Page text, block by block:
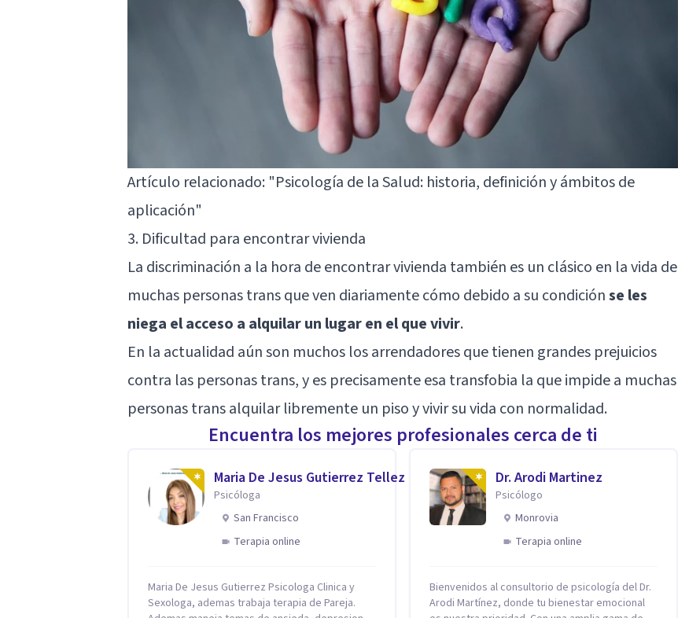
Artículo relacionado: "Psicología de la Salud: historia, definición y ámbitos de
aplicación"
3. Dificultad para encontrar vivienda
La discriminación a la hora de encontrar vivienda también es un clásico en la vida de
muchas personas trans que ven diariamente cómo debido a su condiciónse les
niega el acceso a alquilar un lugar en el que vivir.
En la actualidad aún son muchos los arrendadores que tienen grandes prejuicios
contra las personas trans, y es precisamente esa transfobia la que impide a muchas
personas trans alquilar libremente un piso y vivir su vida con normalidad.
Encuentra los mejores profesionales cerca de ti
Maria De Jesus Gutierrez Tellez
Psicóloga
San Francisco
Terapia online
Maria De Jesus Gutierrez Psicologa Clinica y
Sexologa, ademas trabaja terapia de Pareja.
Dr. Arodi Martinez
Psicólogo
Monrovia
Terapia online
Bienvenidos al consultorio de psicología del Dr.
Arodi Martínez, donde tu bienestar emocional